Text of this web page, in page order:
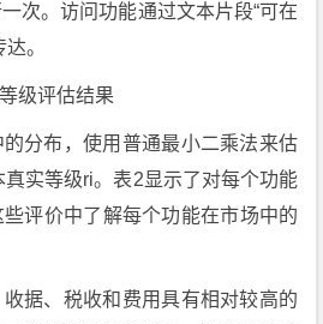
次。访问功能通过文本片段“可在
。
级评估结果
分布，使用普通最小二乘法来估
实等级ri。表2显示了对每个功能
评价中了解每个功能在市场中的
据、税收和费用具有相对较高的